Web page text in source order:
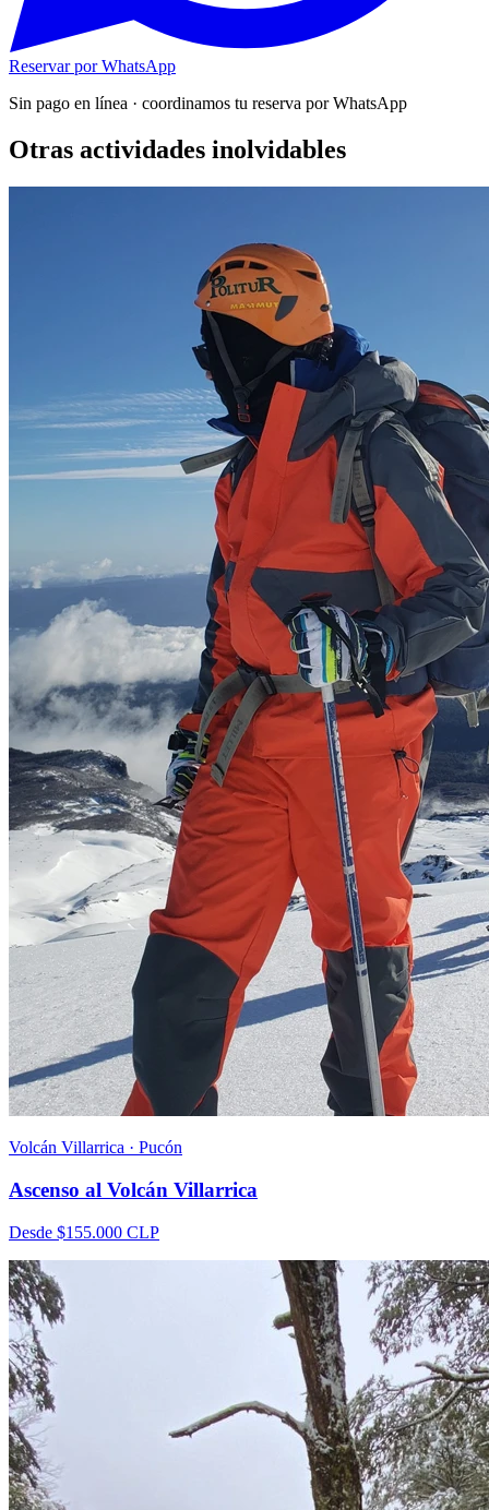
Reservar por WhatsApp
Sin pago en línea · coordinamos tu reserva por WhatsApp
Otras actividades inolvidables
Volcán Villarrica · Pucón
Ascenso al Volcán Villarrica
Desde $155.000 CLP